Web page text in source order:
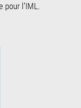
pour l’IML.